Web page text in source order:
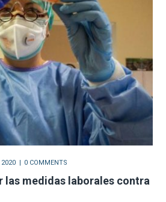
2020 0 COMMENTS
las medidas laborales contra